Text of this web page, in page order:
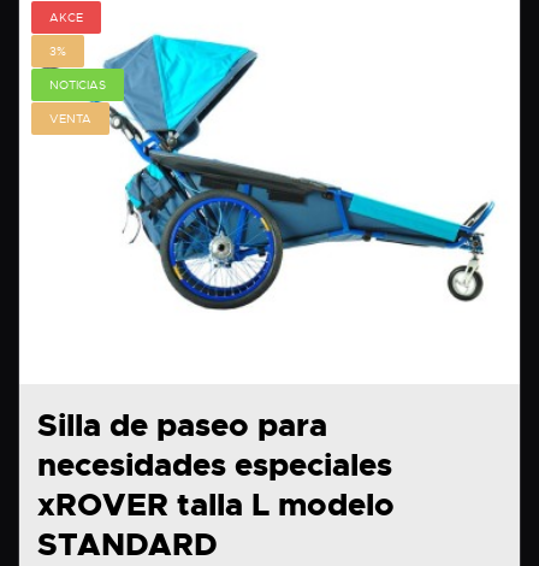
AKCE
3%
NOTICIAS
VENTA
Silla de paseo para
necesidades especiales
xROVER talla L modelo
STANDARD